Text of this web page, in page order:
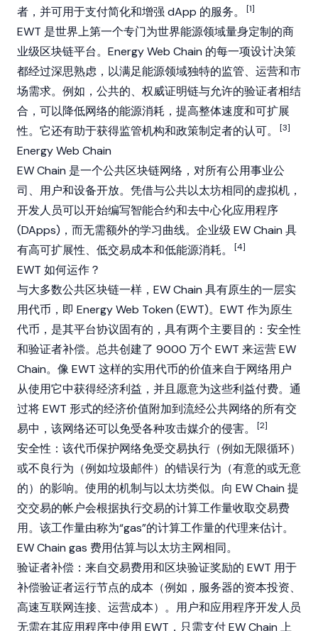
者，并可用于支付简化和增强 dApp 的服务。
[1]
EWT 是世界上第一个专门为世界能源领域量身定制的商
业级区块链平台。Energy Web Chain 的每一项设计决策
都经过深思熟虑，以满足能源领域独特的监管、运营和市
场需求。例如，公共的、权威证明链与允许的验证者相结
合，可以降低网络的能源消耗，提高整体速度和可扩展
性。它还有助于获得监管机构和政策制定者的认可。
[3]
Energy Web Chain
EW Chain 是一个公共区块链网络，对所有公用事业公
司、用户和设备开放。凭借与公共以太坊相同的虚拟机，
开发人员可以开始编写智能合约和去中心化应用程序
(DApps)，而无需额外的学习曲线。企业级 EW Chain 具
有高可扩展性、低交易成本和低能源消耗。
[4]
EWT 如何运作？
与大多数公共区块链一样，EW Chain 具有原生的一层实
用代币，即 Energy Web Token (EWT)。EWT 作为原生
代币，是其平台协议固有的，具有两个主要目的：安全性
和验证者补偿。总共创建了 9000 万个 EWT 来运营 EW
Chain。像 EWT 这样的实用代币的价值来自于网络用户
从使用它中获得经济利益，并且愿意为这些利益付费。通
过将 EWT 形式的经济价值附加到流经公共网络的所有交
易中，该网络还可以免受各种攻击媒介的侵害。
[2]
安全性：该代币保护网络免受交易执行（例如无限循环）
或不良行为（例如垃圾邮件）的错误行为（有意的或无意
的）的影响。使用的机制与以太坊类似。向 EW Chain 提
交交易的帐户会根据执行交易的计算工作量收取交易费
用。该工作量由称为“gas”的计算工作量的代理来估计。
EW Chain gas 费用估算与以太坊主网相同。
验证者补偿：来自交易费用和区块验证奖励的 EWT 用于
补偿验证者运行节点的成本（例如，服务器的资本投资、
高速互联网连接、运营成本）。用户和应用程序开发人员
无需在其应用程序中使用 EWT，只需支付 EW Chain 上